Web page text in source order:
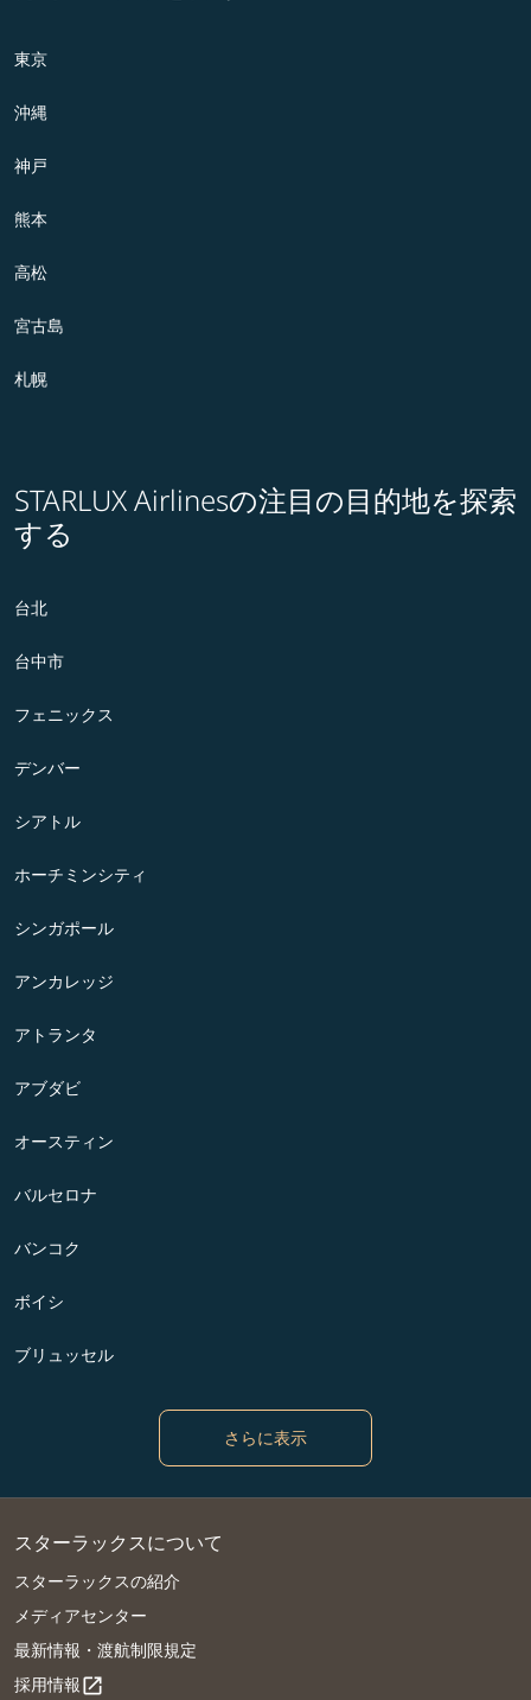
東京
沖縄
神戸
熊本
高松
宮古島
札幌
STARLUX Airlinesの注目の目的地を探索
する
台北
台中市
フェニックス
デンバー
シアトル
ホーチミンシティ
シンガポール
アンカレッジ
アトランタ
アブダビ
オースティン
バルセロナ
バンコク
ボイシ
ブリュッセル
さらに表示
スターラックスについて
スターラックスの紹介
メディアセンター
最新情報・渡航制限規定
採用情報open_in_new